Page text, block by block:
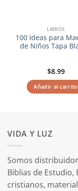
LIBROS
100 Ideas para
de Niños Tapa
$8.99
Añadir al carrito
VIDA Y LUZ
Somos
Biblias de
cristianos,